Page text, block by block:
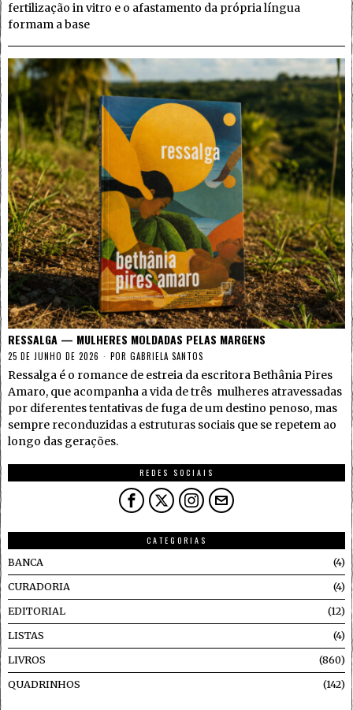
fertilização in vitro e o afastamento da própria língua
formam a base
RESSALGA — MULHERES MOLDADAS PELAS MARGENS
25 DE JUNHO DE 2026 POR GABRIELA SANTOS
Ressalga é o romance de estreia da escritora Bethânia Pires
Amaro, que acompanha a vida de três mulheres atravessadas
por diferentes tentativas de fuga de um destino penoso, mas
sempre reconduzidas a estruturas sociais que se repetem ao
longo das gerações.
REDES SOCIAIS
CATEGORIAS
BANCA
4
CURADORIA 4
EDITORIAL 12
LISTAS 4
LIVROS 860
QUADRINHOS 142